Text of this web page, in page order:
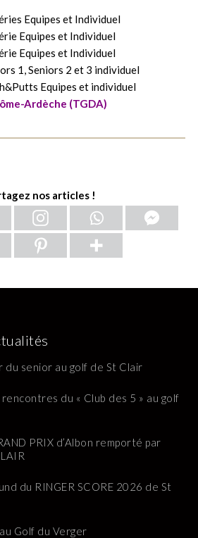
Equipes et Individuel
Equipes et Individuel
Equipes et Individuel
1, Seniors 2 et 3 individuel
Equipes et individuel
Ardèche (TGDA)
nos articles !
du senior au golf de St Clair
du « Club des 5 » au golf
PRIX d’Albon remporté par
du RINGER SCORE 2026 de St
Golf du Verger